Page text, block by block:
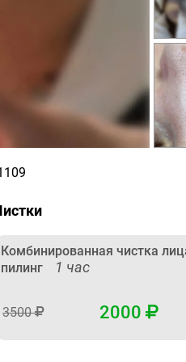
Комбинированная чистка
пилинг
1 час
3500 2000